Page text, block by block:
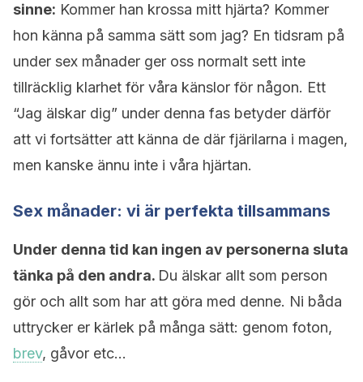
sinne: Kommer han krossa mitt hjärta? Kommer
hon känna på samma sätt som jag? En tidsram på
under sex månader ger oss normalt sett inte
tillräcklig klarhet för våra känslor för någon. Ett
“Jag älskar dig” under denna fas betyder därför
att vi fortsätter att känna de där fjärilarna i magen,
men kanske ännu inte i våra hjärtan.
Sex månader: vi är perfekta tillsammans
Under denna tid kan ingen av personerna sluta
tänka på den andra. Du älskar allt som person
gör och allt som har att göra med denne. Ni båda
uttrycker er kärlek på många sätt: genom foton,
brev, gåvor etc…